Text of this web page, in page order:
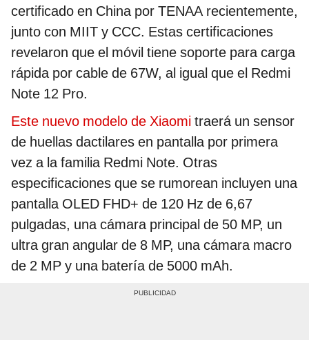
certificado en China por TENAA recientemente,
junto con MIIT y CCC. Estas certificaciones
revelaron que el móvil tiene soporte para carga
rápida por cable de 67W, al igual que el Redmi
Note 12 Pro.
Este nuevo modelo de Xiaomi traerá un sensor
de huellas dactilares en pantalla por primera
vez a la familia Redmi Note. Otras
especificaciones que se rumorean incluyen una
pantalla OLED FHD+ de 120 Hz de 6,67
pulgadas, una cámara principal de 50 MP, un
ultra gran angular de 8 MP, una cámara macro
de 2 MP y una batería de 5000 mAh.